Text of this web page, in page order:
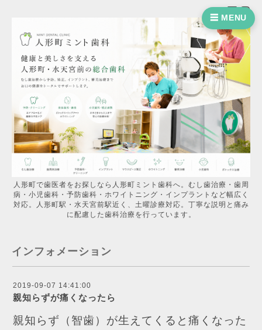
☰ MENU
人形町で歯医者をお探しなら人形町ミント歯科へ。むし歯治療・歯周
病・小児歯科・予防歯科・ホワイトニング・インプラントなど幅広く
対応。人形町駅・水天宮前駅近く、土曜診療対応。丁寧な説明と痛み
に配慮した歯科治療を行っています。
インフォメーション
2019-09-07 14:41:00
親知らずが痛くなったら
親知らず（智歯）が生えてくると痛くなった